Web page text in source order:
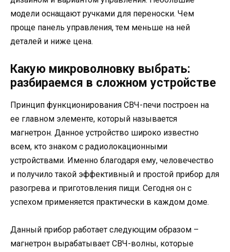
модели оснащают ручками для переноски. Чем
проще панель управления, тем меньше на ней
деталей и ниже цена.
Какую микроволновку выбрать:
разбираемся в сложном устройстве
Принцип функционирования СВЧ-печи построен на
ее главном элементе, который называется
магнетрон. Данное устройство широко известно
всем, кто знаком с радиолокационными
устройствами. Именно благодаря ему, человечество
и получило такой эффективный и простой прибор для
разогрева и приготовления пищи. Сегодня он с
успехом применяется практически в каждом доме.
Данный прибор работает следующим образом –
магнетрон вырабатывает СВЧ-волны, которые